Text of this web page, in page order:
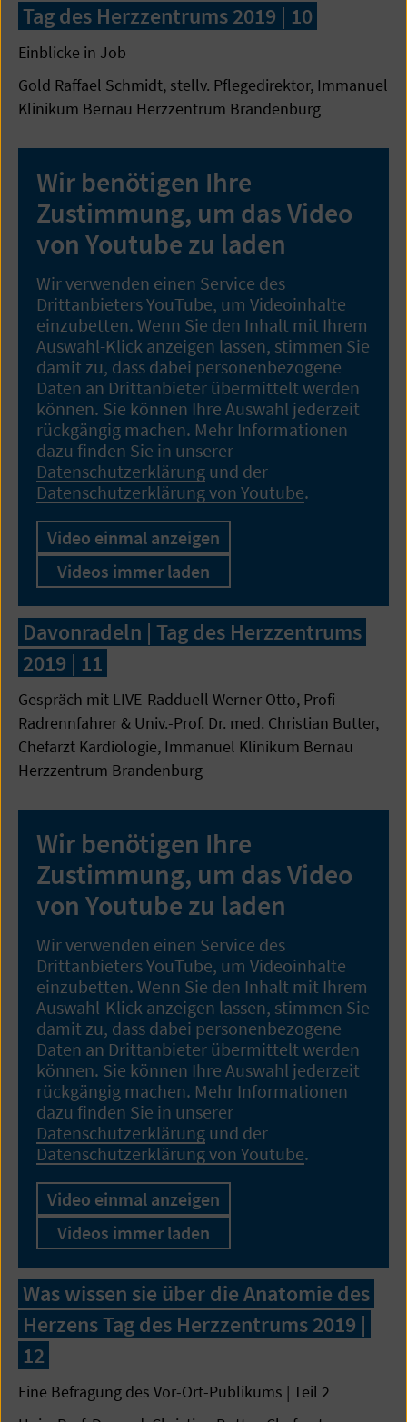
Tag des Herzzentrums 2019 | 10
Einblicke in Job
Gold Raffael Schmidt, stellv. Pflegedirektor, Immanuel
Klinikum Bernau Herzzentrum Brandenburg
Wir benötigen Ihre
Zustimmung, um das Video
von Youtube zu laden
Wir verwenden einen Service des
Drittanbieters YouTube, um Videoinhalte
einzubetten. Wenn Sie den Inhalt mit Ihrem
Auswahl-Klick anzeigen lassen, stimmen Sie
damit zu, dass dabei personenbezogene
Daten an Drittanbieter übermittelt werden
können. Sie können Ihre Auswahl jederzeit
rückgängig machen. Mehr Informationen
dazu finden Sie in unserer
Datenschutzerklärung und der
Datenschutzerklärung von Youtube.
Video einmal anzeigen
Videos immer laden
Davonradeln | Tag des Herzzentrums
2019 | 11
Gespräch mit LIVE-Radduell Werner Otto, Profi-
Radrennfahrer & Univ.-Prof. Dr. med. Christian Butter,
Chefarzt Kardiologie, Immanuel Klinikum Bernau
Herzzentrum Brandenburg
Wir benötigen Ihre
Zustimmung, um das Video
von Youtube zu laden
Wir verwenden einen Service des
Drittanbieters YouTube, um Videoinhalte
einzubetten. Wenn Sie den Inhalt mit Ihrem
Auswahl-Klick anzeigen lassen, stimmen Sie
damit zu, dass dabei personenbezogene
Daten an Drittanbieter übermittelt werden
können. Sie können Ihre Auswahl jederzeit
rückgängig machen. Mehr Informationen
dazu finden Sie in unserer
Datenschutzerklärung und der
Datenschutzerklärung von Youtube.
Video einmal anzeigen
Videos immer laden
Was wissen sie über die Anatomie des
Herzens Tag des Herzzentrums 2019 |
12
Eine Befragung des Vor-Ort-Publikums | Teil 2